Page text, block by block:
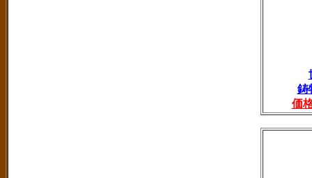
鋳
価